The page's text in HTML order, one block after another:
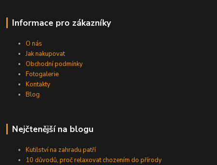
Informace pro zákazníky
O nás
Jak nakupovat
Obchodní podmínky
Fotogalerie
Kontakty
Blog
Nejčtenější na blogu
Kutilství na zahradu patří
10 důvodů, proč relaxovat chozením do přírody